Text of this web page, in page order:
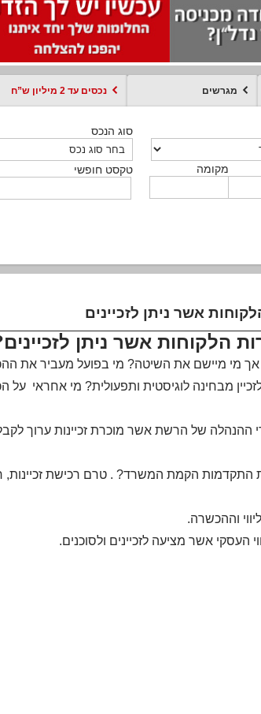
מגרשים נכסים עד 2 מיליון ש”ח
מקומה
סוג הנכס
טקסט חופשי מקומה
סוג הנכס
טקסט חופשי מקומה
סוג הנכס
טקסט חופשי מקומה
סוג עסקה
טקסט חופשי
סוג הנכס
עד קומה
טקסט חופשי
הלקוחות אשר ניתן
מי מיישם את השיטה? מי בפועל מעביר את
מבחינה לוגיסטית ותפעולית? מי אחראי על
של הרשת אשר מוכרת זכיינות ערוך
התקדמות הקמת המשרד? . טרם רכישת זכיינות,
וההכשרה.
העסקי אשר מציעה לזכיינים ולסוכנים.